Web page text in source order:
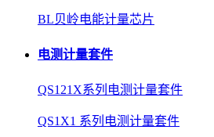
BL贝岭电能计量芯片
电测计量套件
QS121X系列电测计量套件
QS1X1 系列电测计量套件